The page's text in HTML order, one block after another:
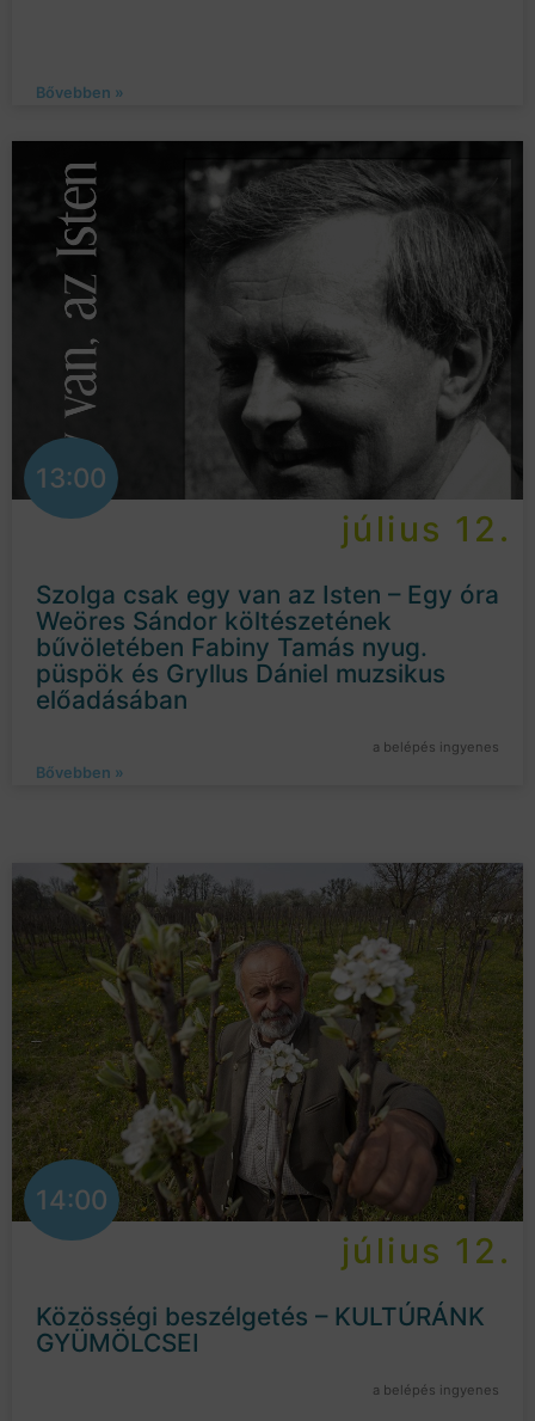
Bővebben »
13:00
július 12.
Szolga csak egy van az Isten – Egy óra
Weöres Sándor költészetének
bűvöletében Fabiny Tamás nyug.
püspök és Gryllus Dániel muzsikus
előadásában
a belépés ingyenes
Bővebben »
14:00
július 12.
Közösségi beszélgetés – KULTÚRÁNK
GYÜMÖLCSEI
a belépés ingyenes